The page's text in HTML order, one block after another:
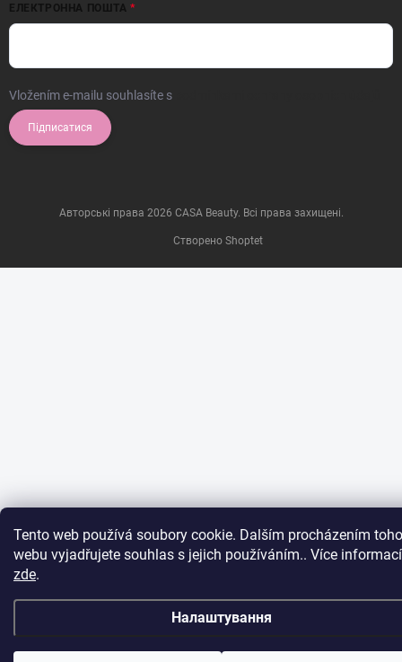
Tento web používá soubory cookie. Dalším procházením
webu vyjadřujete souhlas s jejich používáním.. Více informací
zde.
Налаштування
ЕЛЕКТРОННА ПОШТА
Vložením e-mailu souhlasíte s
Підписатися
Створено Shoptet
Авторські права 2026 CASA Beauty. Всі права захищені.